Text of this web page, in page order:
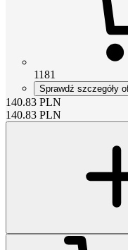
1181
Sprawdź szczegóły
140.83 PLN
140.83 PLN